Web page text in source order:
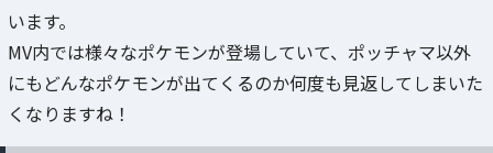
います。
MV内では様々なポケモンが登場していて、ポッチャマ以外
にもどんなポケモンが出てくるのか何度も見返してしまいた
くなりますね！